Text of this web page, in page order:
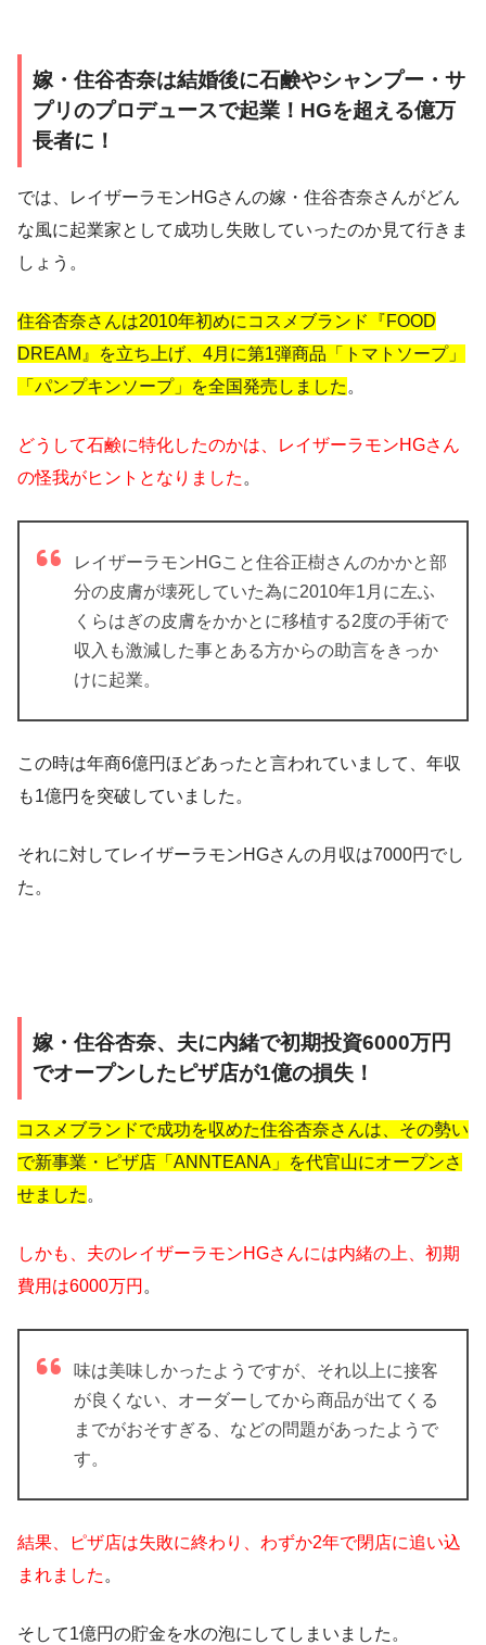
嫁・住谷杏奈は結婚後に石鹸やシャンプー・サ
プリのプロデュースで起業！HGを超える億万
長者に！
では、レイザーラモンHGさんの嫁・住谷杏奈さんがどん
な風に起業家として成功し失敗していったのか見て行きま
しょう。
住谷杏奈さんは2010年初めにコスメブランド『FOOD
DREAM』を立ち上げ、4月に第1弾商品「トマトソープ」
「パンプキンソープ」を全国発売しました 。
どうして石鹸に特化したのかは、レイザーラモンHGさん
の怪我がヒントとなりました 。
レイザーラモンHGこと住谷正樹さんのかかと部
分の皮膚が壊死していた為に2010年1月に左ふ
くらはぎの皮膚をかかとに移植する2度の手術で
収入も激減した事とある方からの助言をきっか
けに起業。
この時は年商6億円ほどあったと言われていまして、年収
も1億円を突破していました 。
それに対してレイザーラモンHGさんの月収は7000円でし
た 。
嫁・住谷杏奈、夫に内緒で初期投資6000万円
でオープンしたピザ店が1億の損失！
コスメブランドで成功を収めた住谷杏奈さんは、その勢い
で新事業・ピザ店「ANNTEANA」を代官山にオープンさ
せました 。
しかも、夫のレイザーラモンHGさんには内緒の上、初期
費用は6000万円 。
味は美味しかったようですが、それ以上に接客
が良くない、オーダーしてから商品が出てくる
までがおそすぎる、などの問題があったようで
す。
結果、ピザ店は失敗に終わり、わずか2年で閉店に追い込
まれました 。
そして1億円の貯金を水の泡にしてしまいました 。